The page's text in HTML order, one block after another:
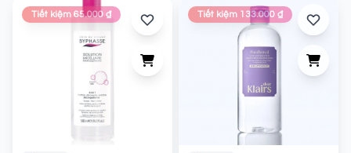
Tiết kiệm 65.000 ₫ Tiết kiệm 133.000 ₫